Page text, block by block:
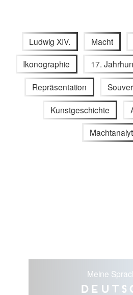
Ludwig XIV. Macht
Ikonographie 17.
Repräsentation
Kunstgeschichte
Meine